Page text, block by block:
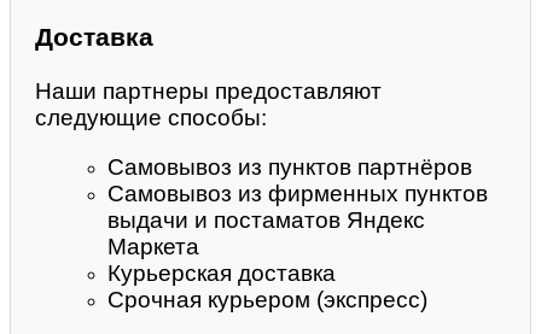
Доставка
Наши партнеры предоставляют
следующие способы:
Самовывоз из пунктов партнёров
Самовывоз из фирменных пунктов
выдачи и постаматов Яндекс
Маркета
Курьерская доставка
Срочная курьером (экспресс)